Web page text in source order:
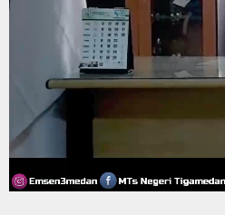
Pengumuman